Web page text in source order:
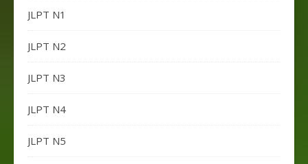
JLPT N1
JLPT N2
JLPT N3
JLPT N4
JLPT N5